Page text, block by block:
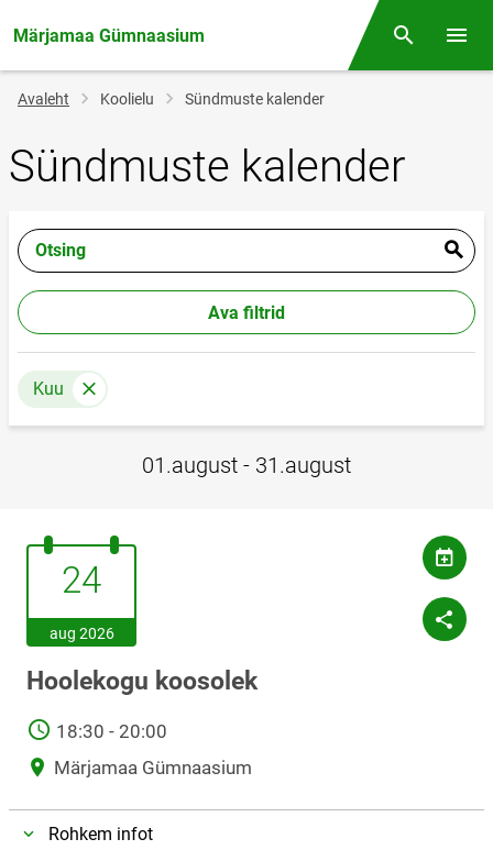
Märjamaa Gümnaasium Otsing
Jälglink
Avaleht Koolielu Sündmuste kalender
Sündmuste kalender
Otsing
Ava filtrid
Kuu
01.august - 31.august
24.august.2026
24
aug 2026
Hoolekogu koosolek
AEG18:30 - 20:00
Asukoht
Märjamaa Gümnaasium
Rohkem infot